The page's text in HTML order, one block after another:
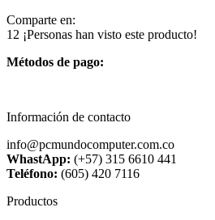
Comparte en:
12 ¡Personas han visto este producto!
Métodos de pago:
Información de contacto
info@pcmundocomputer.com.co
WhastApp: (+57) 315 6610 441
Teléfono: (605) 420 7116
Productos